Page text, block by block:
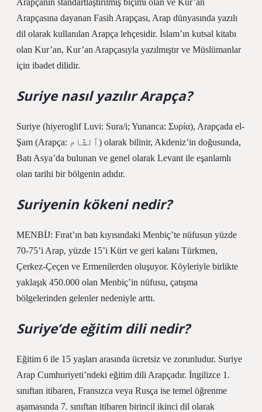
Arapçanın standartlaştırılmış biçimi olan ve Kur’an
Arapçasına dayanan Fasih Arapçası, Arap dünyasında yazılı
dil olarak kullanılan Arapça lehçesidir. İslam’ın kutsal kitabı
olan Kur’an, Kur’an Arapçasıyla yazılmıştır ve Müslümanlar
için ibadet dilidir.
Suriye nasıl yazılır Arapça?
Suriye (hiyeroglif Luvi: Sura/i; Yunanca: Συρία), Arapçada el-
Şam (Arapça: ٱلشَّام) olarak bilinir, Akdeniz’in doğusunda,
Batı Asya’da bulunan ve genel olarak Levant ile eşanlamlı
olan tarihi bir bölgenin adıdır.
Suriyenin kökeni nedir?
MENBİJ: Fırat’ın batı kıyısındaki Menbiç’te nüfusun yüzde
70-75’i Arap, yüzde 15’i Kürt ve geri kalanı Türkmen,
Çerkez-Çeçen ve Ermenilerden oluşuyor. Köyleriyle birlikte
yaklaşık 450.000 olan Menbiç’in nüfusu, çatışma
bölgelerinden gelenler nedeniyle arttı.
Suriye’de eğitim dili nedir?
Eğitim 6 ile 15 yaşları arasında ücretsiz ve zorunludur. Suriye
Arap Cumhuriyeti’ndeki eğitim dili Arapçadır. İngilizce 1.
sınıftan itibaren, Fransızca veya Rusça ise temel öğrenme
aşamasında 7. sınıftan itibaren birincil ikinci dil olarak